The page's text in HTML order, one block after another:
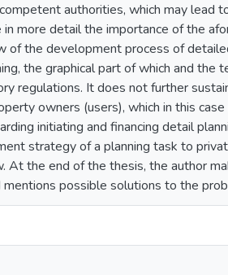
authorities, which may lead
more detail the importance of the
of the development process of
the graphical part of which and the
regulations. It does not further
owners (users), which in this
initiating and financing detail
strategy of a planning task to
At the end of the thesis, the author
possible solutions to the